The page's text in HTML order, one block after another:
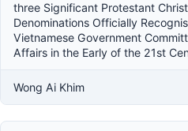
three Significant Protestant
Denominations Officially
Vietnamese Government
Affairs in the Early of the 21st
Wong Ai Khim